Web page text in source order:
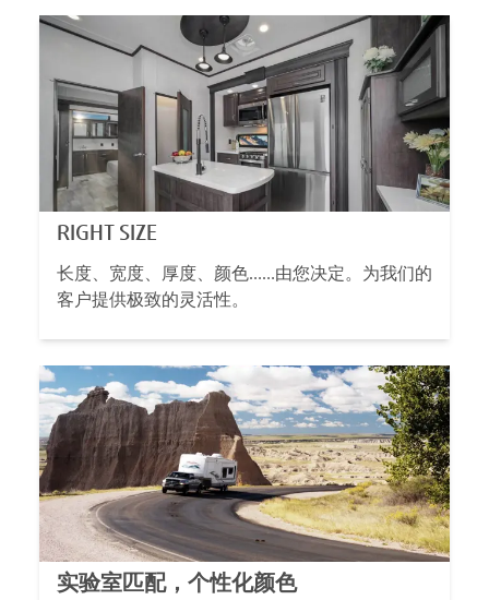
RIGHT SIZE
长度、宽度、厚度、颜色……由您决定。为我们的
客户提供极致的灵活性。
实验室匹配，个性化颜色